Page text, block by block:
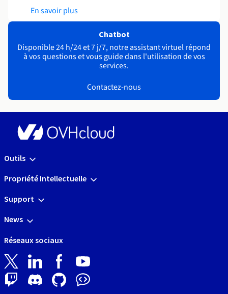
En savoir plus
Chatbot
Disponible 24 h/24 et 7 j/7, notre assistant virtuel répond
à vos questions et vous guide dans l'utilisation de vos
services.
Contactez-nous
Outils
Propriété Intellectuelle
Support
News
Réseaux sociaux